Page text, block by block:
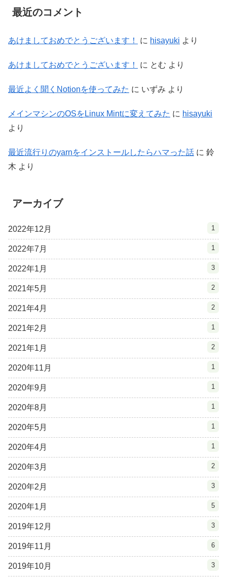
最近のコメント
あけましておめでとうございます！ に hisayuki より
あけましておめでとうございます！ に とむ より
最近よく聞くNotionを使ってみた に いずみ より
メインマシンのOSをLinux Mintに変えてみた に hisayuki
より
最近流行りのyarnをインストールしたらハマった話 に 鈴
木 より
アーカイブ
2022年12月 1
2022年7月 1
2022年1月 3
2021年5月 2
2021年4月 2
2021年2月 1
2021年1月 2
2020年11月 1
2020年9月 1
2020年8月 1
2020年5月 1
2020年4月 1
2020年3月 2
2020年2月 3
2020年1月 5
2019年12月 3
2019年11月 6
2019年10月 3